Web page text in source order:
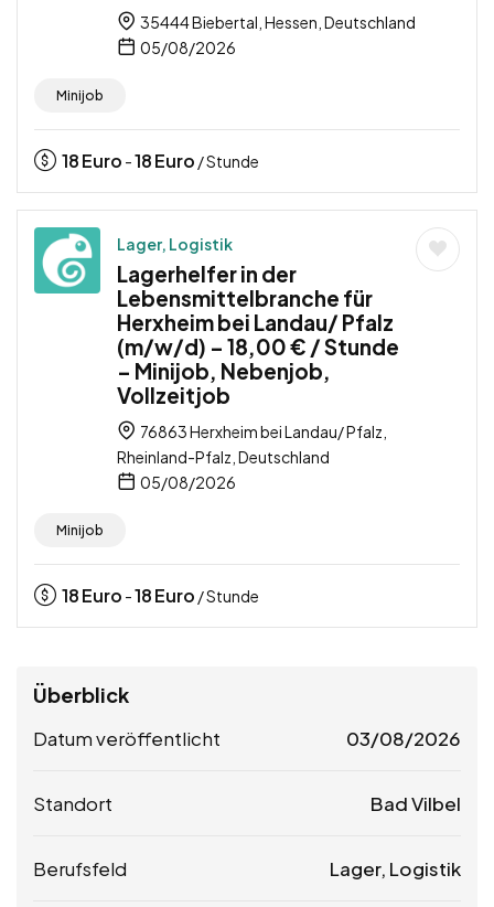
35444 Biebertal, Hessen, Deutschland
05/08/2026
Minijob
18Euro -18Euro / Stunde
Lager, Logistik
Lagerhelfer in der
Lebensmittelbranche für
Herxheim bei Landau/ Pfalz
(m/w/d) – 18,00 € / Stunde
– Minijob, Nebenjob,
Vollzeitjob
76863 Herxheim bei Landau/ Pfalz,
Rheinland-Pfalz, Deutschland
05/08/2026
Minijob
18Euro -18Euro / Stunde
Überblick
Datum veröffentlicht 03/08/2026
Standort Bad Vilbel
Berufsfeld Lager, Logistik